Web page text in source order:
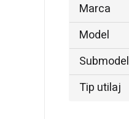
Marca
Model
Submodel
Tip utilaj